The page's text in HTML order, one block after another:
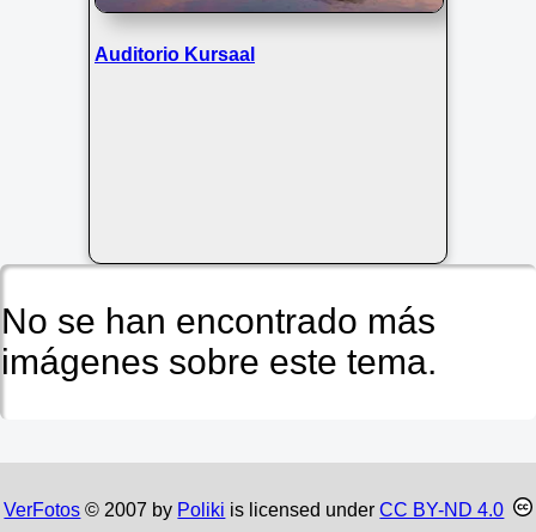
Auditorio Kursaal
No se han encontrado más
imágenes sobre este tema.
VerFotos © 2007 by Poliki is licensed underCC BY-ND 4.0